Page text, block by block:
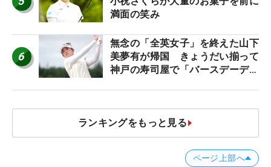
満面の笑み
6
無念の「全英女子」を終えた山下
美夢有が帰国 きょうだい揃って
神戸の寿司屋で「バースデーディ
ランキングをもっと見る
ページ上部へ